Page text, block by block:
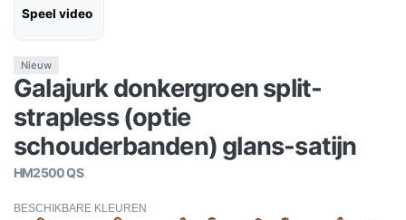
Speel video
Nieuw
Galajurk donkergroen split-
strapless (optie
schouderbanden) glans-satijn
HM2500 QS
BESCHIKBARE KLEUREN